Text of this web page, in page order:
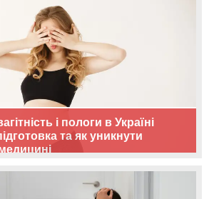
і пологи в Україні
та як уникнути